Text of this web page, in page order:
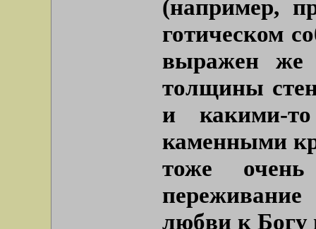
(например,
готическом
выражен же
толщины
и какими-
каменными
тоже
любви к Богу